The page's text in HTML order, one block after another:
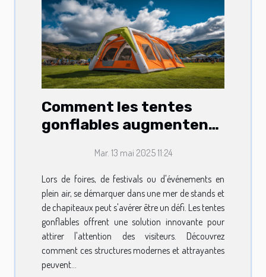
Comment les tentes
gonflables augmentent
d'événements
Mar. 13 mai 2025 11:24
Lors de foires, de festivals ou d'événements en
plein air, se démarquer dans une mer de stands et
de chapiteaux peut s'avérer être un défi. Les tentes
gonflables offrent une solution innovante pour
attirer l'attention des visiteurs. Découvrez
comment ces structures modernes et attrayantes
peuvent...